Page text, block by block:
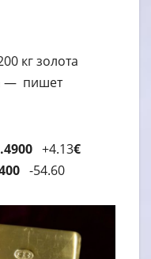
кг золота
— пишет
+4.13€
-54.60